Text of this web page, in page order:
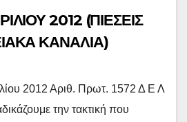
2012 (ΠΙΕΣΕΙΣ
ΚΑΝΑΛΙΑ)
2012 Αριθ. Πρωτ. 1572 Δ Ε Λ
την τακτική που